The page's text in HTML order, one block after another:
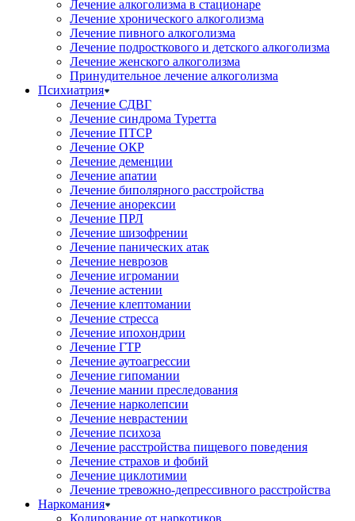
Лечение алкоголизма в стационаре
Лечение хронического алкоголизма
Лечение пивного алкоголизма
Лечение подросткового и детского алкоголизма
Лечение женского алкоголизма
Принудительное лечение алкоголизма
Психиатрия
Лечение СДВГ
Лечение синдрома Туретта
Лечение ПТСР
Лечение ОКР
Лечение деменции
Лечение апатии
Лечение биполярного расстройства
Лечение анорексии
Лечение ПРЛ
Лечение шизофрении
Лечение панических атак
Лечение неврозов
Лечение игромании
Лечение астении
Лечение клептомании
Лечение стресса
Лечение ипохондрии
Лечение ГТР
Лечение аутоагрессии
Лечение гипомании
Лечение мании преследования
Лечение нарколепсии
Лечение неврастении
Лечение психоза
Лечение расстройства пищевого поведения
Лечение страхов и фобий
Лечение циклотимии
Лечение тревожно-депрессивного расстройства
Наркомания
Кодирование от наркотиков